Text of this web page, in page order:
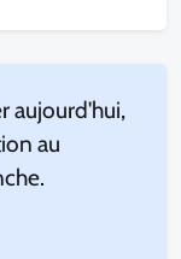
aujourd'hui,
au